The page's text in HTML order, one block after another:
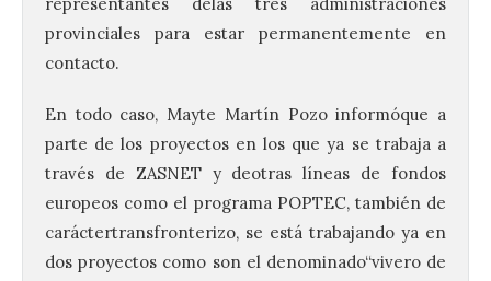
provinciales para estar permanentemente en
contacto.
En todo caso, Mayte Martín Pozo informóque a
parte de los proyectos en los que ya se trabaja a
través de ZASNET y deotras líneas de fondos
europeos como el programa POPTEC, también de
caráctertransfronterizo, se está trabajando ya en
dos proyectos como son el denominado“vivero de